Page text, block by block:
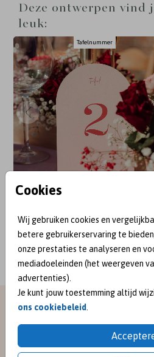
Cookies
Wij gebruiken cookies en
betere gebruikerservaring te
onze prestaties te analyseren en
mediadoeleinden (het weergeven
advertenties).
Je kunt jouw toestemming altijd
ons cookiebeleid
Deze ontwerpen vind
leuk:
Tafelnummer
BEKEND VAN:
meet
SOCIAL